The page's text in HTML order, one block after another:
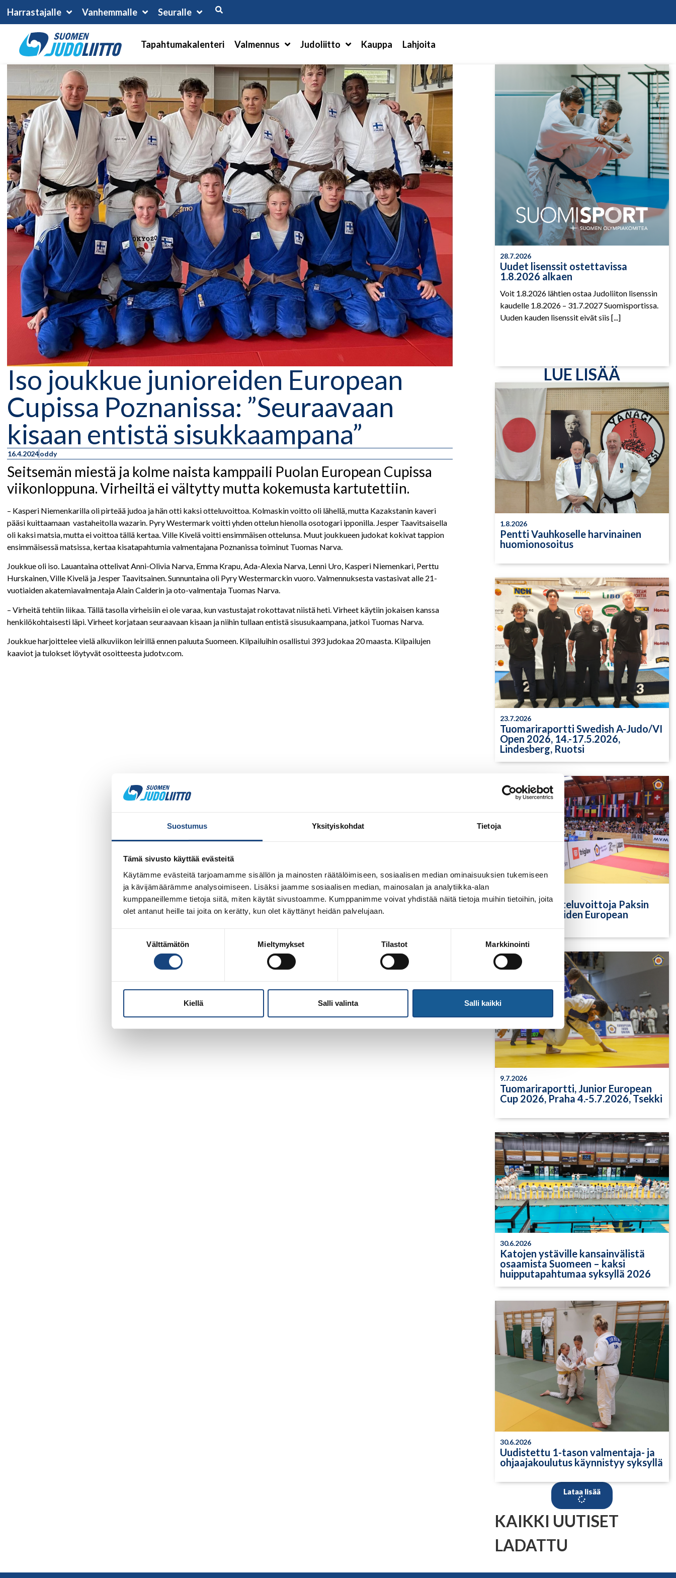
Suostumus Yksityiskohdat Tietoja
Tämä sivusto käyttää evästeitä
Käytämme evästeitä tarjoamamme sisällön ja mainosten räätälöimiseen, sosiaalisen median ominaisuuksien tukemiseen
ja kävijämäärämme analysoimiseen. Lisäksi jaamme sosiaalisen median, mainosalan ja analytiikka-alan
kumppaneillemme tietoja siitä, miten käytät sivustoamme. Kumppanimme voivat yhdistää näitä tietoja muihin tietoihin, joita
olet antanut heille tai joita on kerätty, kun olet käyttänyt heidän palvelujaan.
Välttämätön Mieltymykset Tilastot Markkinointi
Kiellä Salli valinta Salli kaikki
Harrastajalle Vanhemmalle Seuralle
Tapahtumakalenteri Valmennus Judoliitto Kauppa Lahjoita
Iso joukkue junioreiden European
Cupissa Poznanissa: ”Seuraavaan
kisaan entistä sisukkaampana”
16.4.2024oddy
Seitsemän miestä ja kolme naista kamppaili Puolan European Cupissa
viikonloppuna. Virheiltä ei vältytty mutta kokemusta kartutettiin.
– Kasperi Niemenkarilla oli pirteää judoa ja hän otti kaksi otteluvoittoa. Kolmaskin voitto oli lähellä, mutta Kazakstanin kaveri
pääsi kuittaamaan vastaheitolla wazarin. Pyry Westermark voitti yhden ottelun hienolla osotogari ipponilla. Jesper Taavitsaisella
oli kaksi matsia, mutta ei voittoa tällä kertaa. Ville Kivelä voitti ensimmäisen ottelunsa. Muut joukkueen judokat kokivat tappion
ensimmäisessä matsissa, kertaa kisatapahtumia valmentajana Poznanissa toiminut Tuomas Narva.
Joukkue oli iso. Lauantaina ottelivat Anni-Olivia Narva, Emma Krapu, Ada-Alexia Narva, Lenni Uro, Kasperi Niemenkari, Perttu
Hurskainen, Ville Kivelä ja Jesper Taavitsainen. Sunnuntaina oli Pyry Westermarckin vuoro. Valmennuksesta vastasivat alle 21-
vuotiaiden akatemiavalmentaja Alain Calderin ja oto-valmentaja Tuomas Narva.
– Virheitä tehtiin liikaa. Tällä tasolla virheisiin ei ole varaa, kun vastustajat rokottavat niistä heti. Virheet käytiin jokaisen kanssa
henkilökohtaisesti läpi. Virheet korjataan seuraavaan kisaan ja niihin tullaan entistä sisusukaampana, jatkoi Tuomas Narva.
Joukkue harjoittelee vielä alkuviikon leirillä ennen paluuta Suomeen. Kilpailuihin osallistui 393 judokaa 20 maasta. Kilpailujen
kaaviot ja tulokset löytyvät osoitteesta judotv.com.
28.7.2026
Uudet lisenssit ostettavissa
1.8.2026 alkaen
Voit 1.8.2026 lähtien ostaa Judoliiton lisenssin
kaudelle 1.8.2026 – 31.7.2027 Suomisportissa.
Uuden kauden lisenssit eivät siis [...]
LUE LISÄÄ
1.8.2026
Pentti Vauhkoselle harvinainen
huomionosoitus
23.7.2026
Tuomariraportti Swedish A-Judo/VI
Open 2026, 14.-17.5.2026,
Lindesberg, Ruotsi
Yksittäisiä otteluvoittoja Paksin
alle 21-vuotiaiden European
9.7.2026
Tuomariraportti, Junior European
Cup 2026, Praha 4.-5.7.2026, Tsekki
30.6.2026
Katojen ystäville kansainvälistä
osaamista Suomeen – kaksi
huipputapahtumaa syksyllä 2026
30.6.2026
Uudistettu 1-tason valmentaja- ja
ohjaajakoulutus käynnistyy syksyllä
Lataa lisää
KAIKKI UUTISET
LADATTU